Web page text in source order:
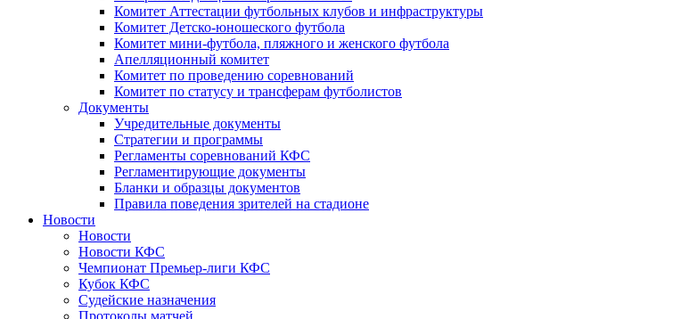
Комитет Аттестации футбольных клубов и инфраструктуры
Комитет Детско-юношеского футбола
Комитет мини-футбола, пляжного и женского футбола
Апелляционный комитет
Комитет по проведению соревнований
Комитет по статусу и трансферам футболистов
Документы
Учредительные документы
Стратегии и программы
Регламенты соревнований КФС
Регламентирующие документы
Бланки и образцы документов
Правила поведения зрителей на стадионе
Новости
Новости
Новости КФС
Чемпионат Премьер-лиги КФС
Кубок КФС
Судейские назначения
Протоколы матчей